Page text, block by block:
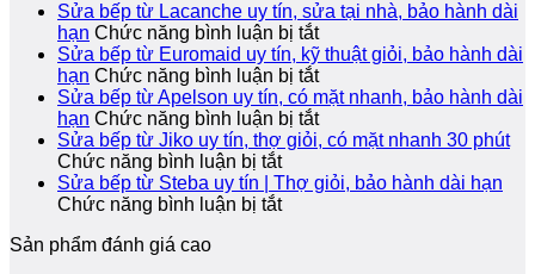
Sửa bếp từ Lacanche uy tín, sửa tại nhà, bảo hành dài
hạn Chức năng bình luận bị tắtở
Sửa
bếp
từ
Lacanche
uy
sửa
Sửa bếp từ Euromaid uy tín, kỹ thuật giỏi, bảo hành dài
hạn Chức năng bình luận bị tắtở
Sửa
bếp
từ
uy
Sửa bếp từ Apelson uy tín, có mặt nhanh, bảo hành dài
hạn Chức năng bình luận bị tắtở
Sửa
từ
Sửa bếp từ Jiko uy tín, thợ giỏi, có mặt nhanh 30 phút
Chức năng bình luận bị tắtở
Sửa
bếp
Sửa bếp từ Steba uy tín | Thợ giỏi, bảo hành dài hạn
Chức năng bình luận bị tắtở
Sản phẩm đánh giá cao